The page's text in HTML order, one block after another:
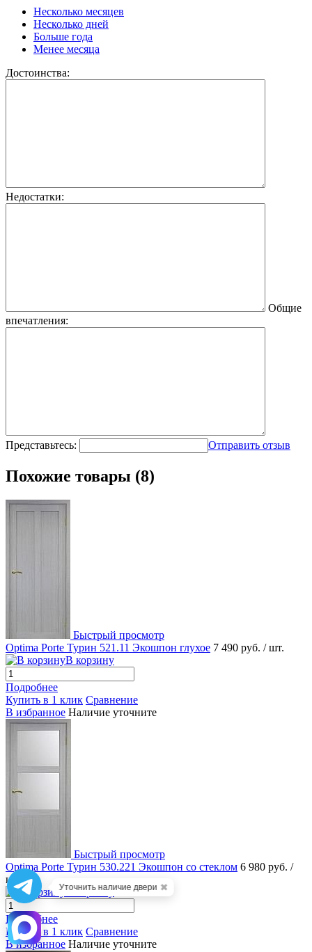
Несколько месяцев
Несколько дней
Больше года
Менее месяца
Достоинства:
Недостатки:
Общие
впечатления:
Представьтесь: Отправить отзыв
Похожие товары (8)
Быстрый просмотр
Optima Porte Турин 521.11 Экошпон глухое 7 490 руб. / шт.
В корзину
Подробнее
Купить в 1 клик Сравнение
В избранное Наличие уточните
Быстрый просмотр
Optima Porte Турин 530.221 Экошпон со стеклом 6 980 руб. /
шт.
В корзину
Подробнее
Купить в 1 клик Сравнение
В избранное Наличие уточните
Уточнить наличие двери ✖